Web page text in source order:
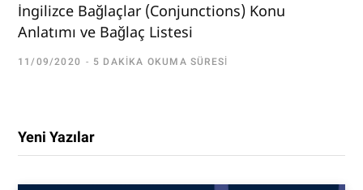
İngilizce Bağlaçlar (Conjunctions) Konu
Anlatımı ve Bağlaç Listesi
11/09/2020 5 DAKIKA OKUMA SÜRESI
Yeni Yazılar